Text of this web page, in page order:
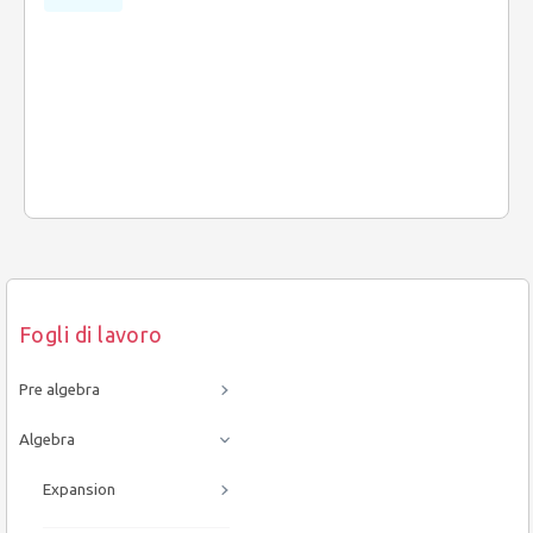
Fogli di lavoro
Pre algebra
Algebra
Expansion